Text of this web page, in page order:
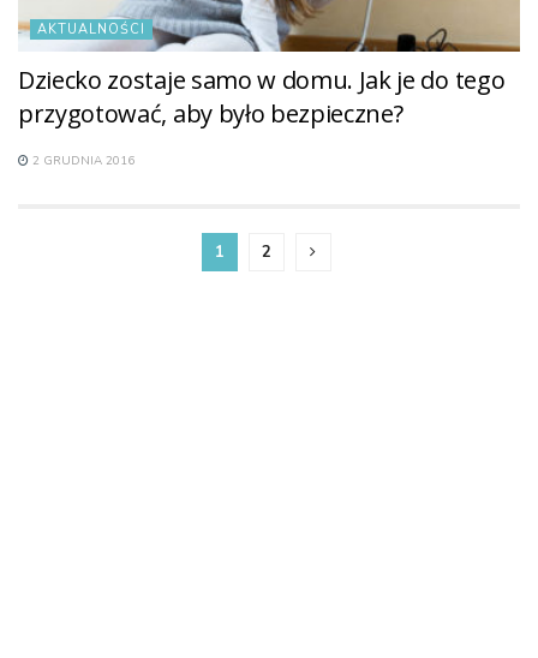
AKTUALNOŚCI
Dziecko zostaje samo w domu. Jak je do tego
przygotować, aby było bezpieczne?
2 GRUDNIA 2016
1 2